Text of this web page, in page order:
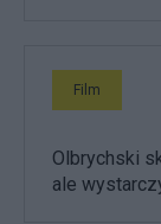
Film
Olbrychski
ale